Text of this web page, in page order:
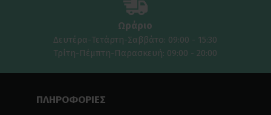
Ωράριο
Δευτέρα-Τετάρτη-Σαββάτο: 09:00 - 15:30
Τρίτη-Πέμπτη-Παρασκευή: 09:00 - 20:00
ΠΛΗΡΟΦΟΡΙΕΣ